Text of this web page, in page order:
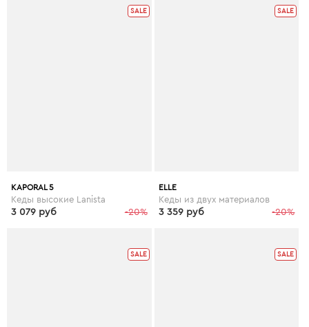
SALE
KAPORAL 5
Кеды высокие Lanista
-20%
3 079 руб
SALE
ELLE
Кеды из двух материалов
-20%
3 359 руб
SALE SALE